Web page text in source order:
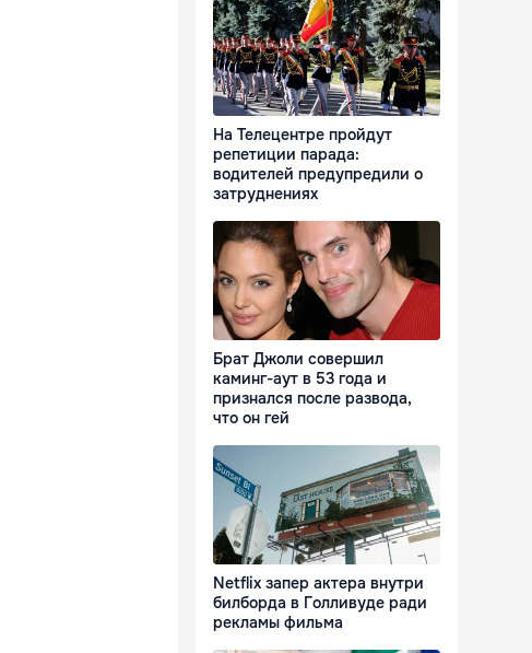
На Телецентре пройдут
репетиции парада:
водителей предупредили о
затруднениях
Брат Джоли совершил
каминг-аут в 53 года и
признался после развода,
что он гей
Netflix запер актера внутри
билборда в Голливуде ради
рекламы фильма